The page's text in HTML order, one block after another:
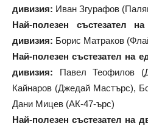
дивизия: Иван Згурафов
Най-полезен състезател
дивизия: Борис Матраков
Най-полезен състезател на
дивизия: Павел Теофилов
Кайнаров (Джедай Мастърс),
Дани Мицев (АК-47-ърс)
Най-полезен състезател на